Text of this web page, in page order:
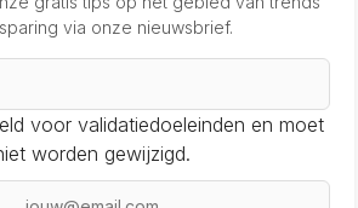
via onze nieuwsbrief.
voor validatiedoeleinden en moet
worden gewijzigd.